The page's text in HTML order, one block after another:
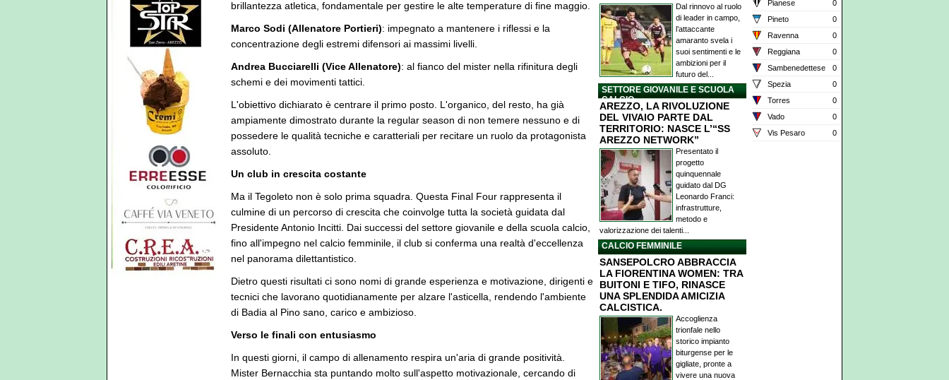
brillantezza atletica, fondamentale per gestire le alte temperature di fine maggio.
Marco Sodi (Allenatore Portieri): impegnato a mantenere i riflessi e la
concentrazione degli estremi difensori ai massimi livelli.
Andrea Bucciarelli (Vice Allenatore): al fianco del mister nella rifinitura degli
schemi e dei movimenti tattici.
L'obiettivo dichiarato è centrare il primo posto. L'organico, del resto, ha già
ampiamente dimostrato durante la regular season di non temere nessuno e di
possedere le qualità tecniche e caratteriali per recitare un ruolo da protagonista
assoluto.
Un club in crescita costante
Ma il Tegoleto non è solo prima squadra. Questa Final Four rappresenta il
culmine di un percorso di crescita che coinvolge tutta la società guidata dal
Presidente Antonio Incitti. Dai successi del settore giovanile e della scuola calcio,
fino all'impegno nel calcio femminile, il club si conferma una realtà d'eccellenza
nel panorama dilettantistico.
Dietro questi risultati ci sono nomi di grande esperienza e motivazione, dirigenti e
tecnici che lavorano quotidianamente per alzare l'asticella, rendendo l'ambiente
di Badia al Pino sano, carico e ambizioso.
Verso le finali con entusiasmo
In questi giorni, il campo di allenamento respira un'aria di grande positività.
Mister Bernacchia sta puntando molto sull'aspetto motivazionale, cercando di
Dal rinnovo al ruolo
di leader in campo,
l’attaccante
amaranto svela i
suoi sentimenti e le
ambizioni per il
futuro del...
SETTORE GIOVANILE E SCUOLA
CALCIO
AREZZO, LA RIVOLUZIONE
DEL VIVAIO PARTE DAL
TERRITORIO: NASCE L’“SS
AREZZO NETWORK”
Presentato il
progetto
quinquennale
guidato dal DG
Leonardo Franci:
infrastrutture,
metodo e
valorizzazione dei talenti...
CALCIO FEMMINILE
SANSEPOLCRO ABBRACCIA
LA FIORENTINA WOMEN: TRA
BUITONI E TIFO, RINASCE
UNA SPLENDIDA AMICIZIA
CALCISTICA.
Accoglienza
trionfale nello
storico impianto
biturgense per le
gigliate, pronte a
vivere una nuova
Pianese
0
Pineto
0
Ravenna
0
Reggiana
0
Sambenedettese
0
Spezia
0
Torres
0
Vado
0
Vis Pesaro
0